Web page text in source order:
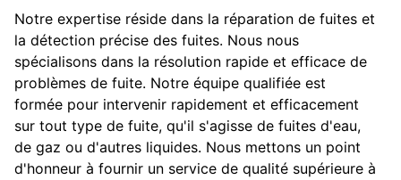
Notre expertise réside dans la réparation de fuites et
la détection précise des fuites. Nous nous
spécialisons dans la résolution rapide et efficace de
problèmes de fuite. Notre équipe qualifiée est
formée pour intervenir rapidement et efficacement
sur tout type de fuite, qu'il s'agisse de fuites d'eau,
de gaz ou d'autres liquides. Nous mettons un point
d'honneur à fournir un service de qualité supérieure à